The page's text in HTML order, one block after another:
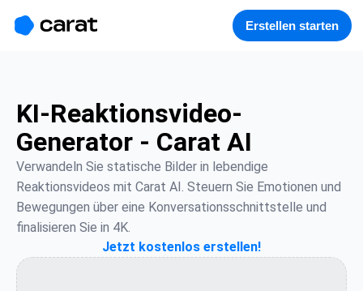
Erstellen starten
KI-Reaktionsvideo-
Generator - Carat AI
Verwandeln Sie statische Bilder in lebendige
Reaktionsvideos mit Carat AI. Steuern Sie Emotionen und
Bewegungen über eine Konversationsschnittstelle und
finalisieren Sie in 4K.
Jetzt kostenlos erstellen!